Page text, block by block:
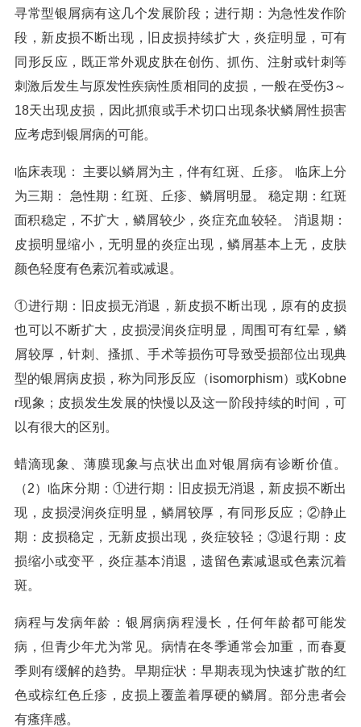
寻常型银屑病有这几个发展阶段；进行期：为急性发作阶
段，新皮损不断出现，旧皮损持续扩大，炎症明显，可有
同形反应，既正常外观皮肤在创伤、抓伤、注射或针刺等
刺激后发生与原发性疾病性质相同的皮损，一般在受伤3～
18天出现皮损，因此抓痕或手术切口出现条状鳞屑性损害
应考虑到银屑病的可能。
临床表现： 主要以鳞屑为主，伴有红斑、丘疹。 临床上分
为三期： 急性期：红斑、丘疹、鳞屑明显。 稳定期：红斑
面积稳定，不扩大，鳞屑较少，炎症充血较轻。 消退期：
皮损明显缩小，无明显的炎症出现，鳞屑基本上无，皮肤
颜色轻度有色素沉着或减退。
①进行期：旧皮损无消退，新皮损不断出现，原有的皮损
也可以不断扩大，皮损浸润炎症明显，周围可有红晕，鳞
屑较厚，针刺、搔抓、手术等损伤可导致受损部位出现典
型的银屑病皮损，称为同形反应（isomorphism）或Kobne
r现象；皮损发生发展的快慢以及这一阶段持续的时间，可
以有很大的区别。
蜡滴现象、薄膜现象与点状出血对银屑病有诊断价值。
（2）临床分期：①进行期：旧皮损无消退，新皮损不断出
现，皮损浸润炎症明显，鳞屑较厚，有同形反应；②静止
期：皮损稳定，无新皮损出现，炎症较轻；③退行期：皮
损缩小或变平，炎症基本消退，遗留色素减退或色素沉着
斑。
病程与发病年龄：银屑病病程漫长，任何年龄都可能发
病，但青少年尤为常见。病情在冬季通常会加重，而春夏
季则有缓解的趋势。早期症状：早期表现为快速扩散的红
色或棕红色丘疹，皮损上覆盖着厚硬的鳞屑。部分患者会
有瘙痒感。